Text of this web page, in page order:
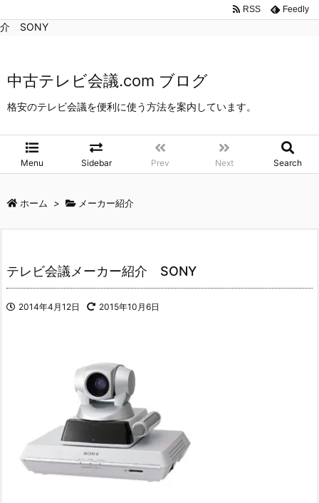
テレビ会議メーカー紹
介 SONY
中古テレビ会議.com ブログ
格安のテレビ会議を便利に使う方法を案内しています。
Menu Sidebar Prev Next Search
RSS Feedly
ホーム > メーカー紹介
テレビ会議メーカー紹介 SONY
2014年4月12日 2015年10月6日